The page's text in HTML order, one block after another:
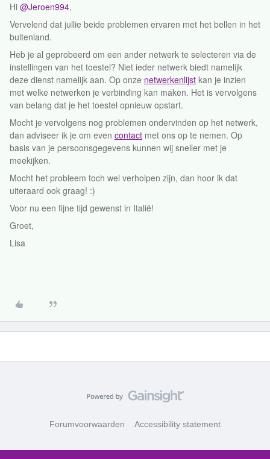
Hi @Jeroen994,
Vervelend dat jullie beide problemen ervaren met het bellen in het
buitenland.
Heb je al geprobeerd om een ander netwerk te selecteren via de
instellingen van het toestel? Niet ieder netwerk biedt namelijk
deze dienst namelijk aan. Op onze netwerkenlijst kan je inzien
met welke netwerken je verbinding kan maken. Het is vervolgens
van belang dat je het toestel opnieuw opstart.
Mocht je vervolgens nog problemen ondervinden op het netwerk,
dan adviseer ik je om even contact met ons op te nemen. Op
basis van je persoonsgegevens kunnen wij sneller met je
meekijken.
Mocht het probleem toch wel verholpen zijn, dan hoor ik dat
uiteraard ook graag! :)
Voor nu een fijne tijd gewenst in Italië!
Groet,
Lisa
Forumvoorwaarden Accessibility statement